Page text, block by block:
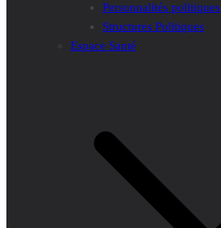
Personnalités politiques
Structures Politiques
Espace Santé